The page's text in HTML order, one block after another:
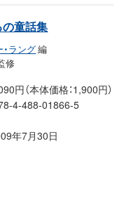
の童話集
ラング編
修
円（本体価格：1,900円）
4-488-01866-5
年7月30日